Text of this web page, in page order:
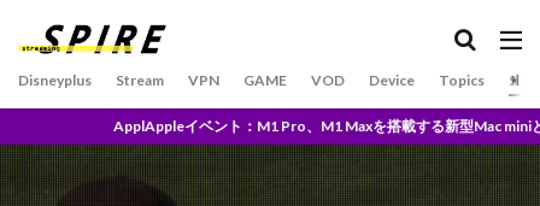
Disneyplus Stream VPN GAME VOD Device Topics
U-NEXTとは？
UFC
und/and
UNITED
UniversalControl
Universal２
Unlimited
TV搭載モバイルプロジェクター
TVアニメ原画集発売記念
Upton
Trailer
M1 Maxを搭載する新型Mac miniと27インチiMac後継モデルが発表※現地時間3